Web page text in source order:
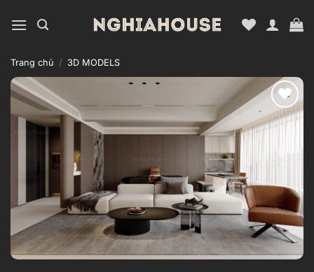
qua
dung
Trang chủ / 3D MODELS
Add to